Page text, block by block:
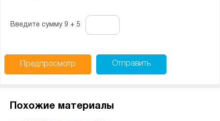
Введите сумму 9 + 5
Предпросмотр Отправить
Похожие материалы